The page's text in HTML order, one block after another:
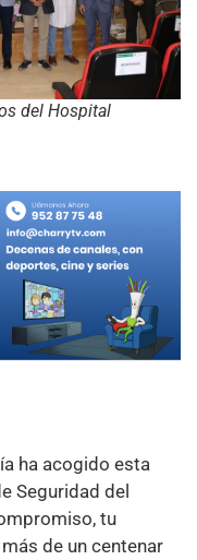
del Hospital
ha acogido esta
Seguridad del
tu
de un centenar